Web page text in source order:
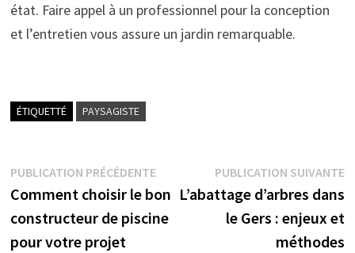
état. Faire appel à un professionnel pour la conception
et l’entretien vous assure un jardin remarquable.
ÉTIQUETTÉ PAYSAGISTE
Navigation
de
l’article
PUBLICATION PRÉCÉDENTEPublication
précédente :
Comment choisir le bon
constructeur de piscine
pour votre projet
PUBLICATION SUIVANTE
L’abattage d’arbres dans
le Gers : enjeux et
méthodes